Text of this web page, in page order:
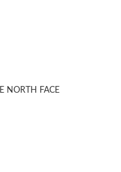
NORTH FACE